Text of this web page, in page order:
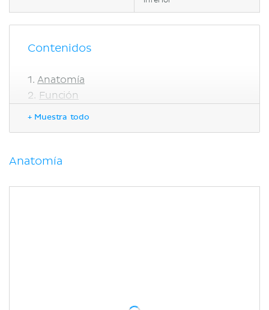
Contenidos
Anatomía
Función
+ Muestra todo
Anatomía